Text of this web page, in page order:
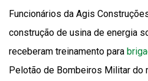
Funcionários da Agis
construção de usina de energia
receberam treinamento para
Pelotão de Bombeiros Militar do